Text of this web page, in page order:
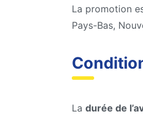
La promotion
Pays-Bas,
La durée de